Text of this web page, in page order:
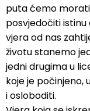
puta ćemo
posvjedočiti
vjera od nas
životu stanemo
jedni drugima u
koje je počinjeno,
i osloboditi.